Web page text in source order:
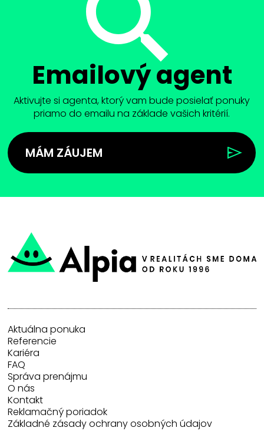
Emailový agent
Aktivujte si agenta, ktorý vam bude posielať ponuky
priamo do emailu na základe vašich kritérií.
MÁM ZÁUJEM
Aktuálna ponuka
Referencie
Kariéra
FAQ
Správa prenájmu
O nás
Kontakt
Reklamačný poriadok
Základné zásady ochrany osobných údajov